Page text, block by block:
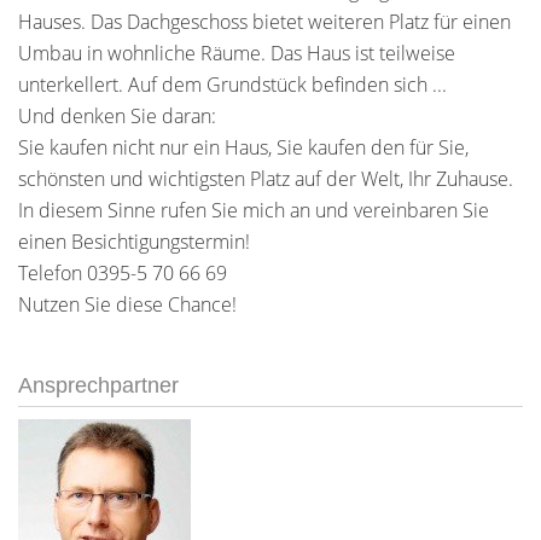
Hauses. Das Dachgeschoss bietet weiteren Platz für einen
Umbau in wohnliche Räume. Das Haus ist teilweise
unterkellert. Auf dem Grundstück befinden sich ...
Und denken Sie daran:
Sie kaufen nicht nur ein Haus, Sie kaufen den für Sie,
schönsten und wichtigsten Platz auf der Welt, Ihr Zuhause.
In diesem Sinne rufen Sie mich an und vereinbaren Sie
einen Besichtigungstermin!
Telefon 0395-5 70 66 69
Nutzen Sie diese Chance!
Ansprechpartner